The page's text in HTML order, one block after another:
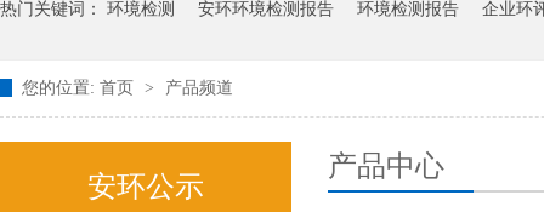
热门关键词： 环境检测 安环环境检测报告 环境检测报告 企业环
您的位置: 首页 > 产品频道
安环公示
产品中心